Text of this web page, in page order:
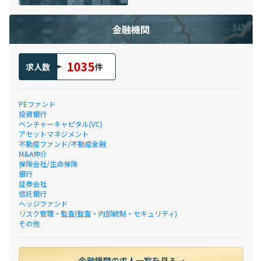
金融機関
求人数 1035件
PEファンド
投資銀行
ベンチャーキャピタル(VC)
アセットマネジメント
不動産ファンド/不動産金融
M&A仲介
保険会社/生命保険
銀行
証券会社
信託銀行
ヘッジファンド
リスク管理・監査(監査・内部統制・セキュリティ)
その他